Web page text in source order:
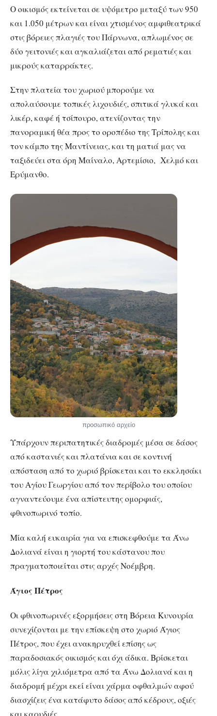
Ο οικισμός εκτείνεται σε υψόμετρο μεταξύ των 950
και 1.050 μέτρων και είναι χτισμένος αμφιθεατρικά
στις βόρειες πλαγιές του Πάρνωνα, απλωμένος σε
δύο γειτονιές και αγκαλιάζεται από ρεματιές και
μικρούς καταρράκτες.
Στην πλατεία του χωριού μπορούμε να
απολαύσουμε τοπικές λιχουδιές, σπιτικά γλυκά και
λικέρ, καφέ ή τσίπουρο, ατενίζοντας την
πανοραμική θέα προς το οροπέδιο της Τρίπολης και
τον κάμπο της Μαντίνειας, και τη ματιά μας να
ταξιδεύει στα όρη Μαίναλο, Αρτεμίσιο, Χελμό και
Ερύμανθο.
προσωπικό αρχείο
Υπάρχουν περιπατητικές διαδρομές μέσα σε δάσος
από καστανιές και πλατάνια και σε κοντινή
απόσταση από το χωριό βρίσκεται και το εκκλησάκι
του Αγίου Γεωργίου από τον περίβολο του οποίου
αγναντεύουμε ένα απίστευτης ομορφιάς,
φθινοπωρινό τοπίο.
Μία καλή ευκαιρία για να επισκεφθούμε τα Άνω
Δολιανά είναι η γιορτή του κάστανου που
πραγματοποιείται στις αρχές Νοέμβρη.
Άγιος Πέτρος
Οι φθινοπωρινές εξορμήσεις στη Βόρεια Κυνουρία
συνεχίζονται με την επίσκεψη στο χωριό Άγιος
Πέτρος, που έχει ανακηρυχθεί επίσης ως
παραδοσιακός οικισμός και όχι άδικα. Βρίσκεται
μόλις λίγα χιλιόμετρα από τα Άνω Δολιανά και η
διαδρομή μέχρι εκεί είναι χάρμα οφθαλμών αφού
διασχίζεις ένα κατάφυτο δάσος από κέδρους, οξιές
και καρυδιές.